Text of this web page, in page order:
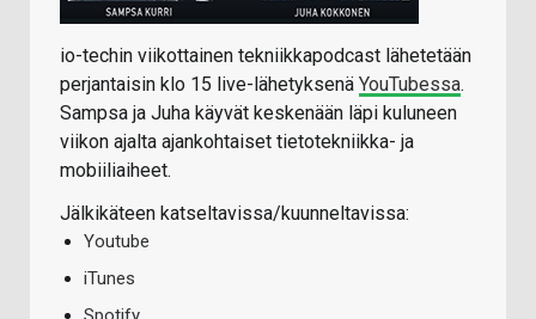
io-techin viikottainen tekniikkapodcast lähetetään
perjantaisin klo 15 live-lähetyksenä YouTubessa.
Sampsa ja Juha käyvät keskenään läpi kuluneen
viikon ajalta ajankohtaiset tietotekniikka- ja
mobiiliaiheet.
Jälkikäteen katseltavissa/kuunneltavissa:
Youtube
iTunes